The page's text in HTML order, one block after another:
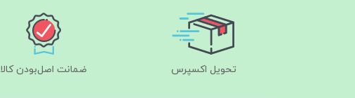
تحویل اکسپرس ضمانت اصل‌بودن کالا